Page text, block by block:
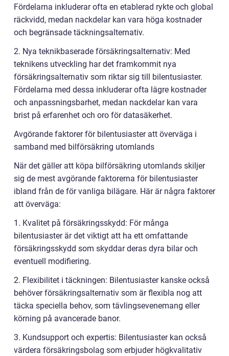
Fördelarna inkluderar ofta en etablerad rykte och global
räckvidd, medan nackdelar kan vara höga kostnader
och begränsade täckningsalternativ.
2. Nya teknikbaserade försäkringsalternativ: Med
teknikens utveckling har det framkommit nya
försäkringsalternativ som riktar sig till bilentusiaster.
Fördelarna med dessa inkluderar ofta lägre kostnader
och anpassningsbarhet, medan nackdelar kan vara
brist på erfarenhet och oro för datasäkerhet.
Avgörande faktorer för bilentusiaster att överväga i
samband med bilförsäkring utomlands
När det gäller att köpa bilförsäkring utomlands skiljer
sig de mest avgörande faktorerna för bilentusiaster
ibland från de för vanliga bilägare. Här är några faktorer
att överväga:
1. Kvalitet på försäkringsskydd: För många
bilentusiaster är det viktigt att ha ett omfattande
försäkringsskydd som skyddar deras dyra bilar och
eventuell modifiering.
2. Flexibilitet i täckningen: Bilentusiaster kanske också
behöver försäkringsalternativ som är flexibla nog att
täcka speciella behov, som tävlingsevenemang eller
körning på avancerade banor.
3. Kundsupport och expertis: Bilentusiaster kan också
värdera försäkringsbolag som erbjuder högkvalitativ